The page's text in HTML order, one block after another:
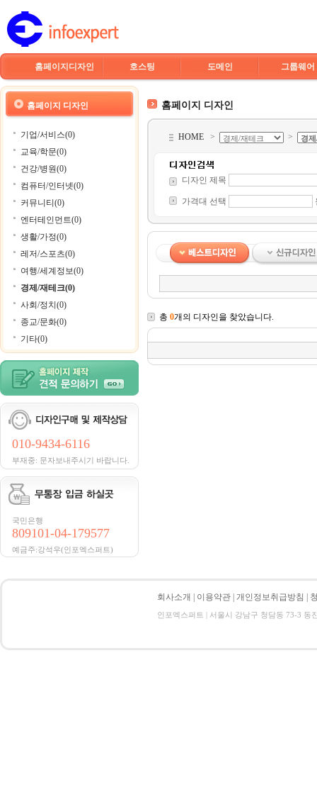
홈페이지디자인 호스팅 도메인 그룹웨어
홈페이지 디자인
기업/서비스(0)
교육/학문(0)
건강/병원(0)
컴퓨터/인터넷(0)
커뮤니티(0)
엔터테인먼트(0)
생활/가정(0)
레저/스포츠(0)
여행/세계정보(0)
경제/재테크(0)
사회/정치(0)
종교/문화(0)
기타(0)
010-9434-6116
부재중: 문자보내주시기 바랍니다.
국민은행
809101-04-179577
예금주:강석우(인포엑스퍼트)
홈페이지 디자인
HOME > >
디자인 제목
가격대 선택
총 0개의 디자인을 찾았습니다.
회사소개 이용약관 개인정보취급방침
인포엑스퍼트 | 서울시 강남구 청담동 73-3 동